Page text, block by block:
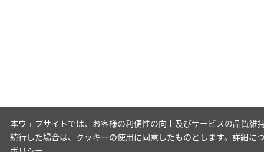
本ウェブサイトでは、お客様の利便性の向上及びサービスの品質
続行した場合は、クッキーの使用に同意したものとします。詳細